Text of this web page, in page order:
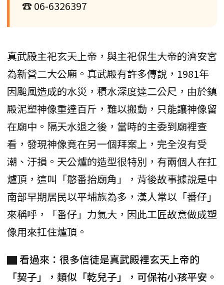
☎ 06-6326397
真武殿主祀玄天上帝，與主祀保生大帝的濟安宮
為新營二大公廟。真武殿有許多傳說，1981年
因颱風造成的水災，積水深度達二公尺，由於鎮
殿泥塑神像重達百斤，難以搬動，只能讓神像留
在廟中。隔天水退之後，當時的主委到廟裡查
看，發現神像竟在另一個拜案上，完全沒有受
潮、汙損。天公爐的造型很特別，有兩個人在扛
爐頂，這叫「憨番抬廟角」，背後故事據說是中
南部早期居民以平埔族為多，漢人常以「番仔」
來稱呼，「番仔」力氣大，因此工匠故意做成塑
像用來扛住爐頂。
▇ 看過來：很多信徒是真武殿裡玄天上帝的
「契子」，類似「乾兒子」，可保祐小孩平安。